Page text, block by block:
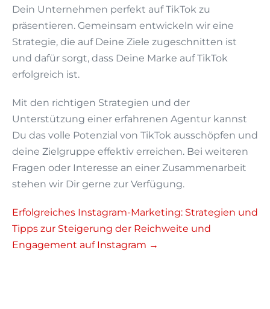
Dein Unternehmen perfekt auf TikTok zu
präsentieren. Gemeinsam entwickeln wir eine
Strategie, die auf Deine Ziele zugeschnitten ist
und dafür sorgt, dass Deine Marke auf TikTok
erfolgreich ist.
Mit den richtigen Strategien und der
Unterstützung einer erfahrenen Agentur kannst
Du das volle Potenzial von TikTok ausschöpfen und
deine Zielgruppe effektiv erreichen. Bei weiteren
Fragen oder Interesse an einer Zusammenarbeit
stehen wir Dir gerne zur Verfügung.
Erfolgreiches Instagram-Marketing: Strategien und
Tipps zur Steigerung der Reichweite und
Engagement auf Instagram →